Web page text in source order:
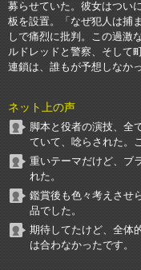
募らせていた。彼女はつい
板を設置。「なぜ犯人は捕
しで痛烈に批判。この過激
ルドレッドと警察、そして
連鎖は、誰もが予想しなか
ネット上の声
脚本と役者の演技、全
ていて、唸らされた。
重いテーマだけど、ブ
れた。
鑑賞後も色々考えさせ
品でした。
期待してたけど、全体
は合わなかったです。